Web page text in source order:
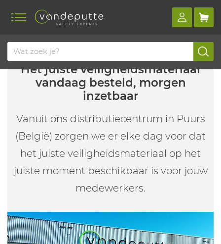
Het juiste veiligheidsmateriaal
vandaag besteld, morgen
inzetbaar
Vanuit ons distributiecentrum in Puurs
(België) zorgen we er elke dag voor dat
het juiste veiligheidsmateriaal op het
juiste moment beschikbaar is voor jouw
medewerkers.